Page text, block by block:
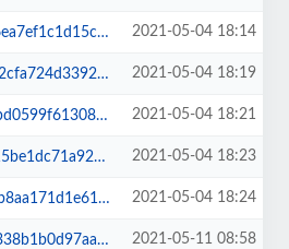
2021-05-04 18:14
2021-05-04 18:19
2021-05-04 18:21
2021-05-04 18:23
2021-05-04 18:24
2021-05-11 08:58